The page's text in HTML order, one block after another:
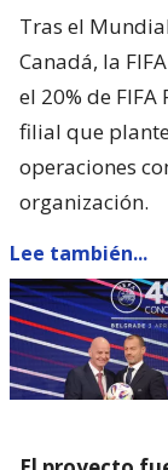
Tras el
Canadá, la
el 20% de
filial que
operaciones
organización.
Lee también...